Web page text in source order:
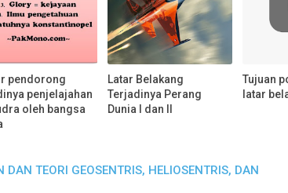
pendorong
penjelajahan
oleh bangsa
Latar Belakang
Terjadinya Perang
Dunia I dan II
Tujuan
latar
DAN TEORI GEOSENTRIS, HELIOSENTRIS, DAN